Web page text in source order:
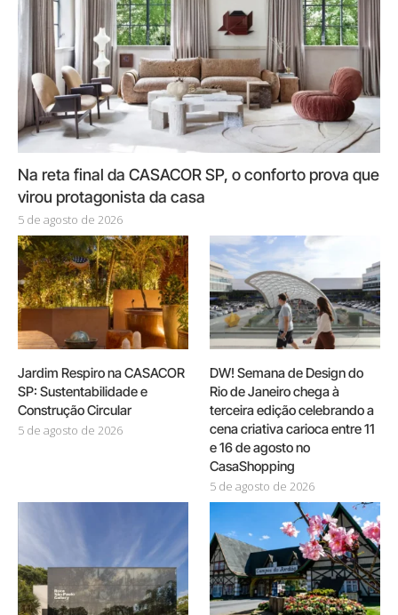
Na reta final da CASACOR SP, o conforto prova que
virou protagonista da casa
5 de agosto de 2026
Jardim Respiro na CASACOR
SP: Sustentabilidade e
Construção Circular
5 de agosto de 2026
DW! Semana de Design do
Rio de Janeiro chega à
terceira edição celebrando a
cena criativa carioca entre 11
e 16 de agosto no
CasaShopping
5 de agosto de 2026